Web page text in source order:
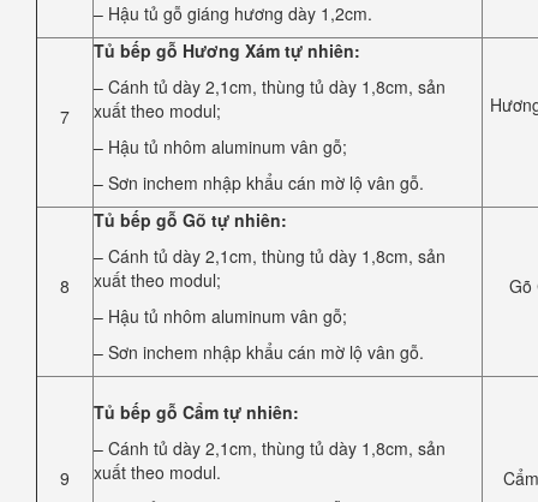
– Hậu tủ gỗ giáng hương dày 1,2cm.
7
Tủ bếp gỗ Hương Xám tự nhiên:
– Cánh tủ dày 2,1cm, thùng tủ dày 1,8cm, sản
xuất theo modul;
– Hậu tủ nhôm aluminum vân gỗ;
– Sơn inchem nhập khẩu cán mờ lộ vân gỗ.
8
Tủ bếp gỗ Gõ tự nhiên:
– Cánh tủ dày 2,1cm, thùng tủ dày 1,8cm, sản
xuất theo modul;
– Hậu tủ nhôm aluminum vân gỗ;
– Sơn inchem nhập khẩu cán mờ lộ vân gỗ.
Gõ
9
Tủ bếp gỗ Cẩm tự nhiên:
– Cánh tủ dày 2,1cm, thùng tủ dày 1,8cm, sản
xuất theo modul.